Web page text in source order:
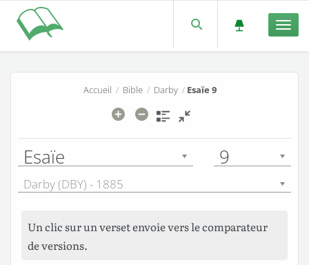
Accueil / Bible/ Darby/ Esaïe 9
Esaïe 9
Darby (DBY) - 1885
Un clic sur un verset envoie vers le comparateur
de versions.